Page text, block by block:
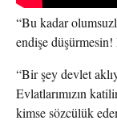
“Bu kadar
endişe
“Bir şey devlet
Evlatlarımızın
kimse sözcülük